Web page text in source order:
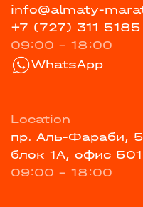
info@almaty-
+7 (727) 311 5185
09:00 - 18:00
WhatsApp
Location
пр. Аль-Фараби,
блок 1А, офис 501
09:00 - 18:00